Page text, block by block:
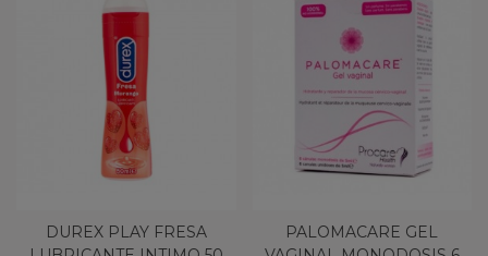
DUREX PLAY FRESA
PALOMACARE GEL